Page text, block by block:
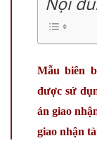
Mẫu biên
được sử
án giao
giao nhận